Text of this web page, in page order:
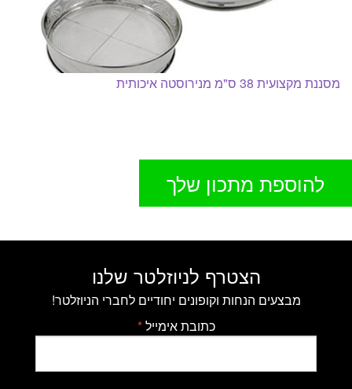
מסננת מקצועית 38 ס"מ מנירוסטה איכותית
להוספת מתכון שלך
הצטרף לניוזלטר שלנו
מבצעים הנחות וקופונים יחודיים לחברי הניוזלטר!
כתובת אימייל*